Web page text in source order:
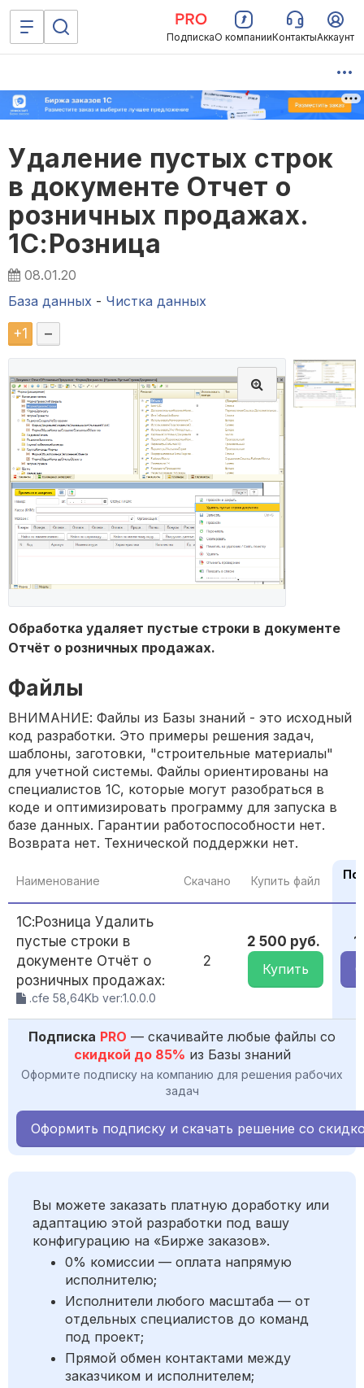
ПодпискаО компанииКонтактыАккаунт
Удаление пустых строк
в документе Отчет о
розничных продажах.
1С:Розница
08.01.20
База данных - Чистка данных
+1 –
Обработка удаляет пустые строки в документе
Отчёт о розничных продажах.
Файлы
ВНИМАНИЕ: Файлы из Базы знаний - это исходный
код разработки. Это примеры решения задач,
шаблоны, заготовки, "строительные материалы"
для учетной системы. Файлы ориентированы на
специалистов 1С, которые могут разобраться в
коде и оптимизировать программу для запуска в
базе данных. Гарантии работоспособности нет.
Возврата нет. Технической поддержки нет.
Наименование Скачано Купить файл По
1С:Розница Удалить
пустые строки в
документе Отчёт о
розничных продажах:
.cfe 58,64Kb ver:1.0.0.0
2
2 500 руб.
Купить
Подписка PRO — скачивайте любые файлы со
скидкой до 85% из Базы знаний
Оформите подписку на компанию для решения рабочих
задач
Оформить подписку и скачать решение со
Вы можете заказать платную доработку или
адаптацию этой разработки под вашу
конфигурацию на «Бирже заказов».
0% комиссии — оплата напрямую
исполнителю;
Исполнители любого масштаба — от
отдельных специалистов до команд
под проект;
Прямой обмен контактами между
заказчиком и исполнителем;